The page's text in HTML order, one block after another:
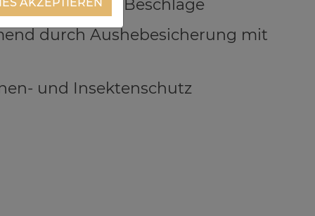
liegende Beschläge
durch Aushebesicherung mit
und Insektenschutz